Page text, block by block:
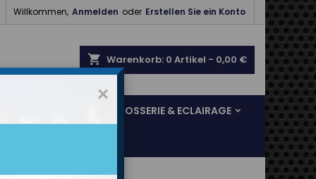
Willkommen, Anmelden oder Erstellen Sie ein Konto
shopping_cart Warenkorb: 0 Artikel - 0,00 €
CARROSSERIE & ECLAIRAGE
×